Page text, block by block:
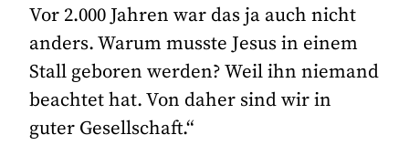
Vor 2.000 Jahren war das ja auch nicht
anders. Warum musste Jesus in einem
Stall geboren werden? Weil ihn niemand
beachtet hat. Von daher sind wir in
guter Gesellschaft.“